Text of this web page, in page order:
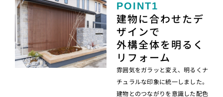
POINT1
建物に合わせたデ
ザインで
外構全体を明るく
リフォーム
雰囲気をガラッと変え、明るくナ
チュラルな印象に統一しました。
建物とのつながりを意識した配色